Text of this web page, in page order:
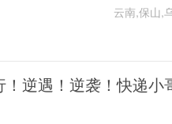
云南,保山,
！逆遇！逆袭！快递小